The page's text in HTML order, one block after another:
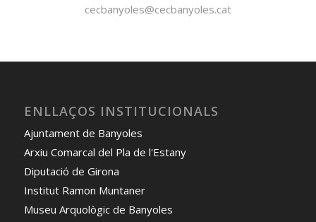
cecbanyoles@cecbanyoles.cat
ENLLAÇOS INSTITUCIONALS
Ajuntament de Banyoles
Arxiu Comarcal del Pla de l'Estany
Diputació de Girona
Institut Ramon Muntaner
Museu Arquològic de Banyoles